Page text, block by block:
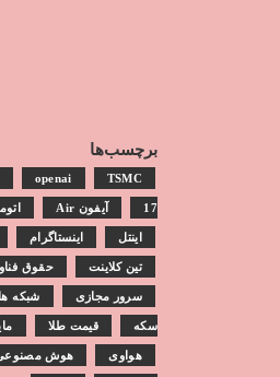
برچسب‌ها
openai TSMC
17 آیفون Air
اینتل اینستاگرام
تین کلاینت حقوق
سرور مجازی شبکه
سکه قیمت طلا
هواوی هوش